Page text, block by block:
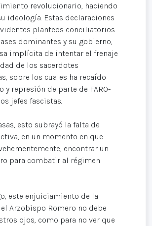
revolucionario, haciendo
ideología. Estas declaraciones
planteos conciliatorios
dominantes y su gobierno,
implícita de intentar el frenaje
de los sacerdotes
sobre los cuales ha recaído
y represión de parte de FARO-
jefes fascistas.
esto subrayó la falta de
en un momento en que
encontrar un
para combatir al régimen
este enjuiciamiento de la
Arzobispo Romero no debe
ojos, como para no ver que